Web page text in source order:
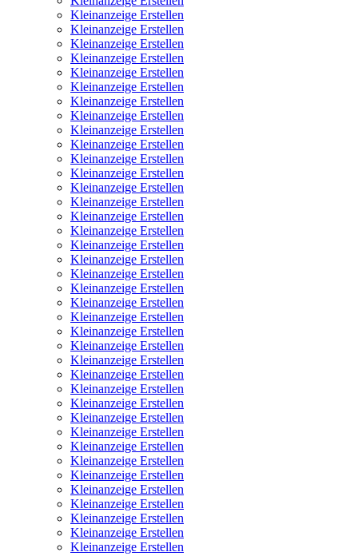
Kleinanzeige Erstellen
Kleinanzeige Erstellen
Kleinanzeige Erstellen
Kleinanzeige Erstellen
Kleinanzeige Erstellen
Kleinanzeige Erstellen
Kleinanzeige Erstellen
Kleinanzeige Erstellen
Kleinanzeige Erstellen
Kleinanzeige Erstellen
Kleinanzeige Erstellen
Kleinanzeige Erstellen
Kleinanzeige Erstellen
Kleinanzeige Erstellen
Kleinanzeige Erstellen
Kleinanzeige Erstellen
Kleinanzeige Erstellen
Kleinanzeige Erstellen
Kleinanzeige Erstellen
Kleinanzeige Erstellen
Kleinanzeige Erstellen
Kleinanzeige Erstellen
Kleinanzeige Erstellen
Kleinanzeige Erstellen
Kleinanzeige Erstellen
Kleinanzeige Erstellen
Kleinanzeige Erstellen
Kleinanzeige Erstellen
Kleinanzeige Erstellen
Kleinanzeige Erstellen
Kleinanzeige Erstellen
Kleinanzeige Erstellen
Kleinanzeige Erstellen
Kleinanzeige Erstellen
Kleinanzeige Erstellen
Kleinanzeige Erstellen
Kleinanzeige Erstellen
Kleinanzeige Erstellen